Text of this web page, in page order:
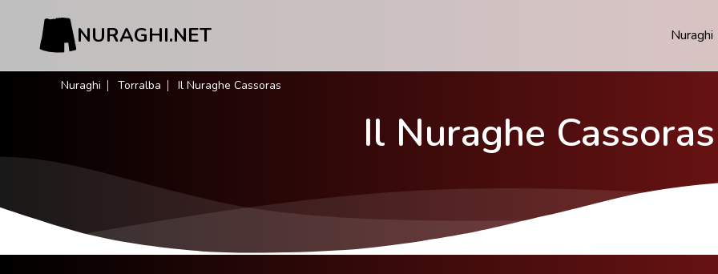
NURAGHI.NET Nuraghi
Nuraghi Torralba Il Nuraghe Cassoras
Il Nuraghe Cassoras